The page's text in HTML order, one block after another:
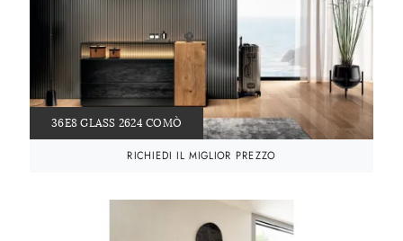
36E8 GLASS 2624 COMÒ
RICHIEDI IL MIGLIOR PREZZO